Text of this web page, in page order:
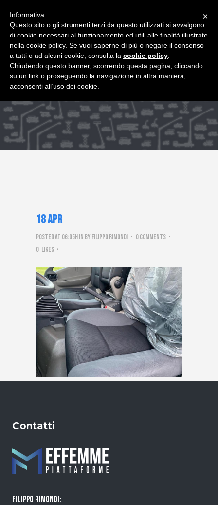
18 Apr
Posted at 06:05hin by Filippo Rimondi
0 Comments
0 Likes
Contatti
FILIPPO RIMONDI:
×
Informativa
Questo sito o gli strumenti terzi da questo utilizzati si avvalgono
di cookie necessari al funzionamento ed utili alle finalità illustrate
nella cookie policy. Se vuoi saperne di più o negare il consenso
a tutti o ad alcuni cookie, consulta la cookie policy
Chiudendo questo banner, scorrendo questa pagina, cliccando
su un link o proseguendo la navigazione in altra maniera,
acconsenti all’uso dei cookie.